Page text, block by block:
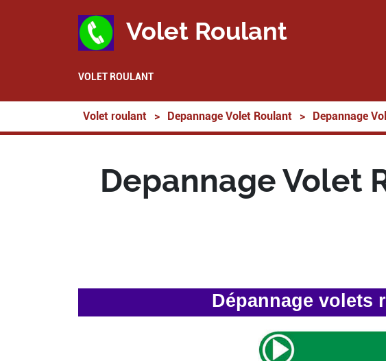
Volet Roulant
VOLET ROULANT
Volet roulant > Depannage Volet Roulant > Depannage
Depannage Volet
Dépannage volets